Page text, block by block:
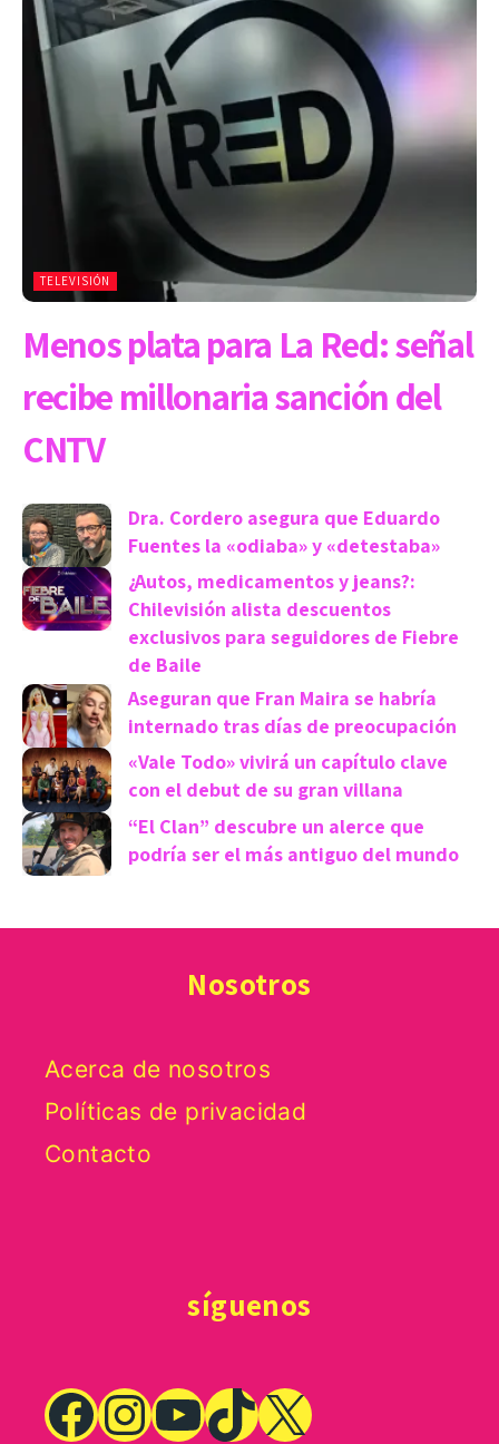
TELEVISIÓN
Menos plata para La Red: señal
recibe millonaria sanción del
CNTV
Dra. Cordero asegura que Eduardo
Fuentes la «odiaba» y «detestaba»
¿Autos, medicamentos y jeans?:
Chilevisión alista descuentos
exclusivos para seguidores de Fiebre
de Baile
Aseguran que Fran Maira se habría
internado tras días de preocupación
«Vale Todo» vivirá un capítulo clave
con el debut de su gran villana
“El Clan” descubre un alerce que
podría ser el más antiguo del mundo
Nosotros
Acerca de nosotros
Políticas de privacidad
Contacto
síguenos